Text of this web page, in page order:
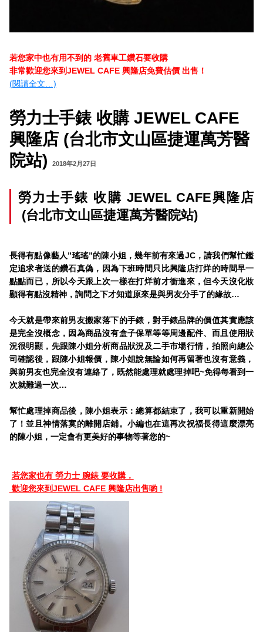
若您家中也有用不到的 老舊車工鑽石要收購
非常歡迎您來到JEWEL CAFE 興隆店免費估價 出售！
(閱讀全文…)
勞力士手錶 收購 JEWEL CAFE
興隆店 (台北市文山區捷運萬芳醫
院站)
2018年2月27日
勞力士手錶 收購 JEWEL CAFE興隆店
(台北市文山區捷運萬芳醫院站)
長得有點像藝人”瑤瑤”的陳小姐，幾年前有來過JC，請我們幫忙鑑
定追求者送的鑽石真偽，因為下班時間只比興隆店打烊的時間早一
點點而已，所以今天跟上次一樣在打烊前才衝進來，但今天沒化妝
顯得有點沒精神，詢問之下才知道原來是與男友分手了的緣故…
今天就是帶來前男友搬家落下的手錶，對手錶品牌的價值其實應該
是完全沒概念，因為商品沒有盒子保單等等周邊配件、而且使用狀
況很明顯，先跟陳小姐分析商品狀況及二手市場行情，拍照向總公
司確認後，跟陳小姐報價，陳小姐說無論如何再留著也沒有意義，
與前男友也完全沒有連絡了，既然能處理就處理掉吧~免得每看到一
次就難過一次…
幫忙處理掉商品後，陳小姐表示：總算都結束了，我可以重新開始
了！並且神情落寞的離開店鋪。小編也在這再次祝福長得這麼漂亮
的陳小姐，一定會有更美好的事物等著您的~
若您家也有 勞力士 腕錶 要收購，
歡迎您來到JEWEL CAFE 興隆店出售喲 !